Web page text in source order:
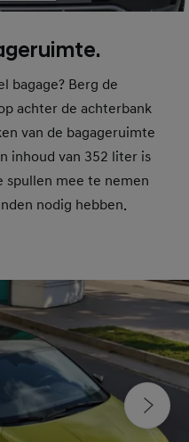
bagage? Berg de
achter de achterbank
van de bagageruimte
inhoud van 352 liter is
spullen mee te nemen
nodig hebben.